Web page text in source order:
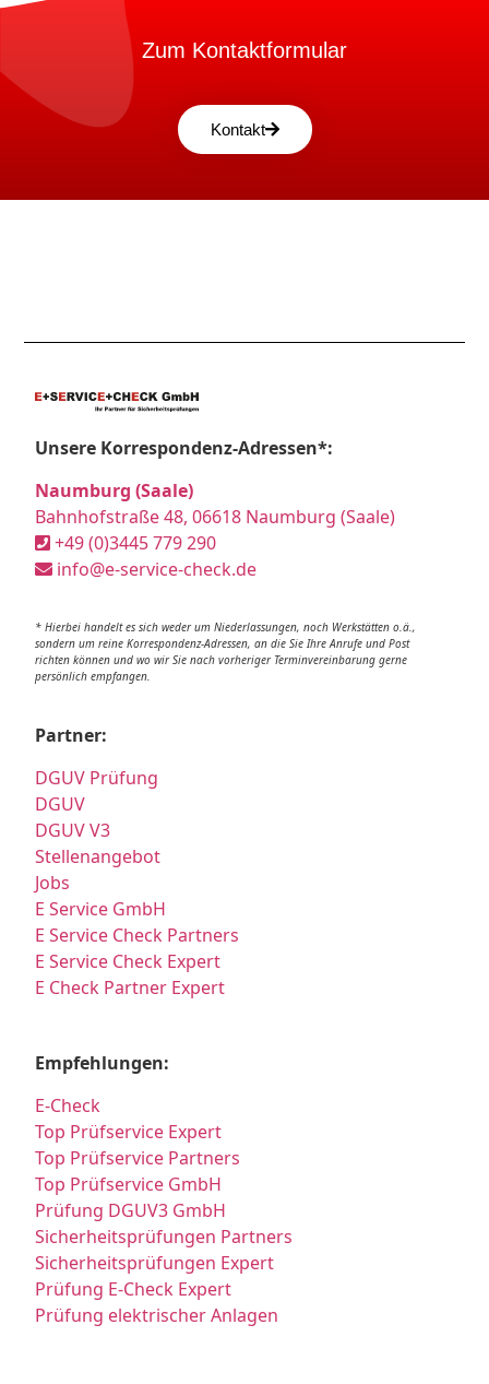
Zum Kontaktformular
Kontakt
Unsere Korrespondenz-Adressen*:
Naumburg (Saale)
Bahnhofstraße 48, 06618 Naumburg (Saale)
+49 (0)3445 779 290
info@e-service-check.de
* Hierbei handelt es sich weder um Niederlassungen, noch Werkstätten o.ä.,
sondern um reine Korrespondenz-Adressen, an die Sie Ihre Anrufe und Post
richten können und wo wir Sie nach vorheriger Terminvereinbarung gerne
persönlich empfangen.
Partner:
DGUV Prüfung
DGUV
DGUV V3
Stellenangebot
Jobs
E Service GmbH
E Service Check Partners
E Service Check Expert
E Check Partner Expert
Empfehlungen:
E-Check
Top Prüfservice Expert
Top Prüfservice Partners
Top Prüfservice GmbH
Prüfung DGUV3 GmbH
Sicherheitsprüfungen Partners
Sicherheitsprüfungen Expert
Prüfung E-Check Expert
Prüfung elektrischer Anlagen